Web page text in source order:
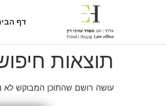
דף
תוצאות
עושה רושם שהתוכן המבוקש לא